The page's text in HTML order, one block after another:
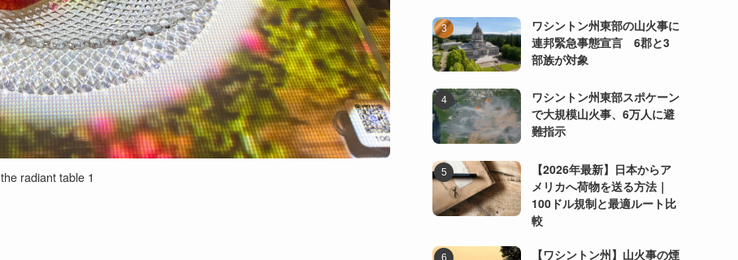
the radiant table 1
ワシントン州東部の山火事に
連邦緊急事態宣言 6郡と3
部族が対象
ワシントン州東部スポケーン
で大規模山火事、6万人に避
難指示
【2026年最新】日本からア
メリカへ荷物を送る方法｜
100ドル規制と最適ルート比
較
【ワシントン州】山火事の煙